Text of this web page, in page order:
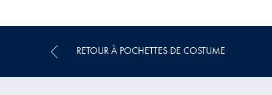
Achat
RETOUR À POCHETTES DE COSTUME